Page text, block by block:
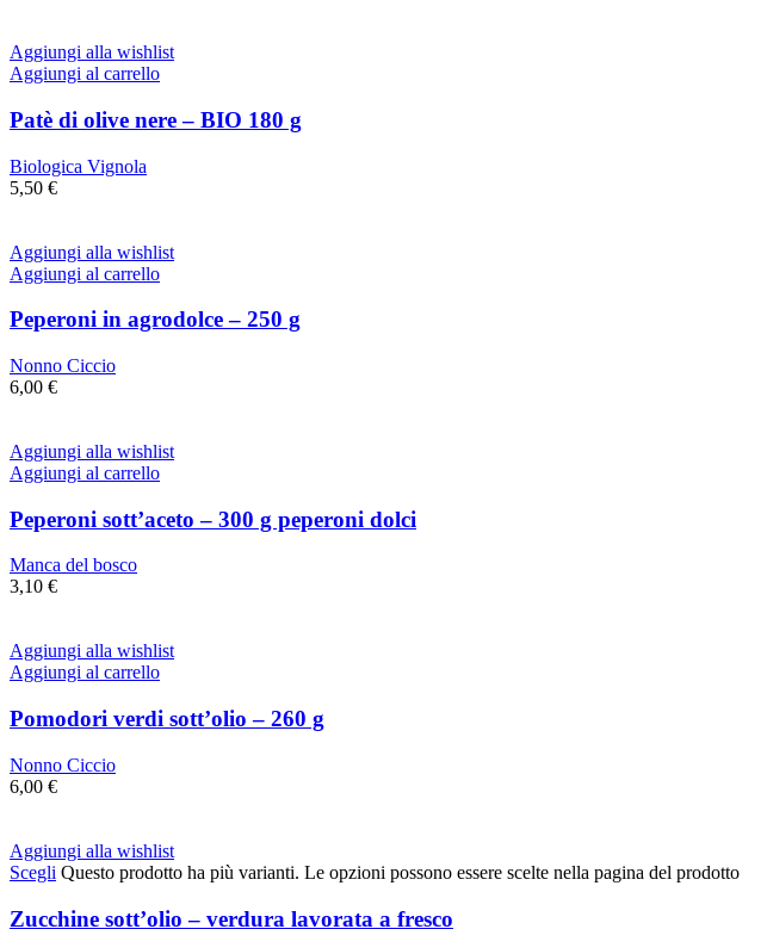
Aggiungi alla wishlist
Aggiungi al carrello
Patè di olive nere – BIO 180 g
Biologica Vignola
5,50 €
Aggiungi alla wishlist
Aggiungi al carrello
Peperoni in agrodolce – 250 g
Nonno Ciccio
6,00 €
Aggiungi alla wishlist
Aggiungi al carrello
Peperoni sott’aceto – 300 g peperoni dolci
Manca del bosco
3,10 €
Aggiungi alla wishlist
Aggiungi al carrello
Pomodori verdi sott’olio – 260 g
Nonno Ciccio
6,00 €
Aggiungi alla wishlist
Scegli Questo prodotto ha più varianti. Le opzioni possono essere scelte nella pagina del prodotto
Zucchine sott’olio – verdura lavorata a fresco